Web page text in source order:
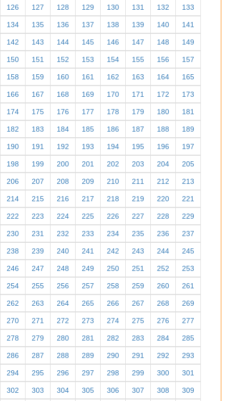
126 127 128 129 130 131 132 133
134 135 136 137 138 139 140 141
142 143 144 145 146 147 148 149
150 151 152 153 154 155 156 157
158 159 160 161 162 163 164 165
166 167 168 169 170 171 172 173
174 175 176 177 178 179 180 181
182 183 184 185 186 187 188 189
190 191 192 193 194 195 196 197
198 199 200 201 202 203 204 205
206 207 208 209 210 211 212 213
214 215 216 217 218 219 220 221
222 223 224 225 226 227 228 229
230 231 232 233 234 235 236 237
238 239 240 241 242 243 244 245
246 247 248 249 250 251 252 253
254 255 256 257 258 259 260 261
262 263 264 265 266 267 268 269
270 271 272 273 274 275 276 277
278 279 280 281 282 283 284 285
286 287 288 289 290 291 292 293
294 295 296 297 298 299 300 301
302 303 304 305 306 307 308 309